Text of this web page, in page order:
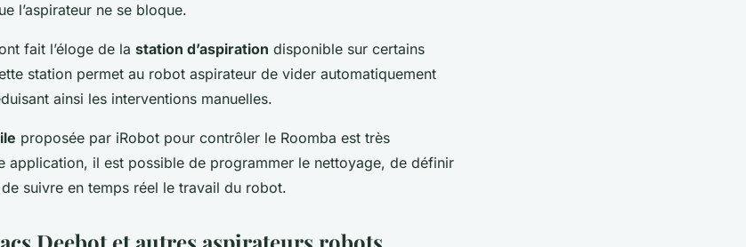
l’aspirateur ne se bloque.
fait l’éloge de la station d’aspiration disponible sur certains
station permet au robot aspirateur de vider automatiquement
ainsi les interventions manuelles.
proposée par iRobot pour contrôler le Roomba est très
application, il est possible de programmer le nettoyage, de définir
suivre en temps réel le travail du robot.